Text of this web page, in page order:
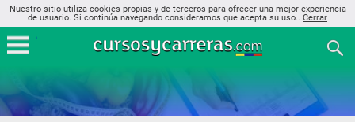
Nuestro sitio utiliza cookies propias y de terceros para ofrecer una mejor experiencia
de usuario. Si continúa navegando consideramos que acepta su uso.. Cerrar